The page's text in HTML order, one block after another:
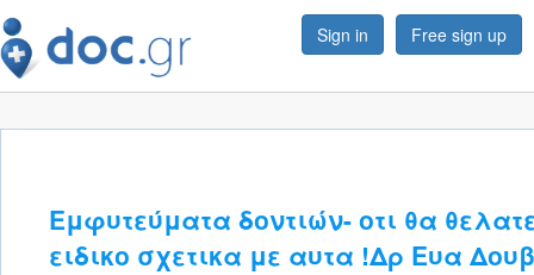
Sign in Free sign up
Εμφυτεύματα δοντιών- οτι θα
ειδικο σχετικα με αυτα !Δρ Ευα